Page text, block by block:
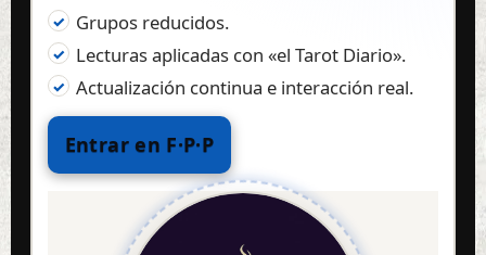
Grupos reducidos.
Lecturas aplicadas con «el Tarot Diario».
Actualización continua e interacción real.
Entrar en F·P·P